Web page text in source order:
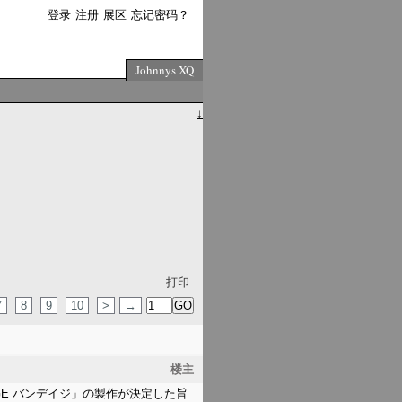
打印
8 9 10 > →
楼主
バンデイジ」の製作が決定した旨
登录 注册 展区 忘记密码？
Johnnys XQ
↓